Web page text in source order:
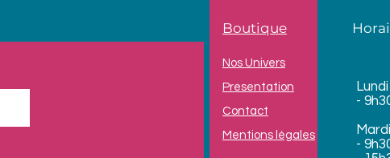
Boutique
Nos Univers
Presentation
Contact
Mentions légales
-
-